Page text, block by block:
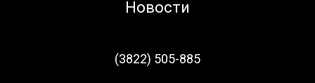
Новости
(3822) 505-885